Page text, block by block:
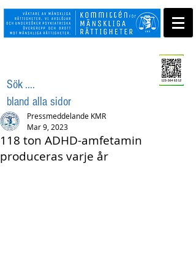
Sök ....
bland alla sidor
118 ton ADHD-amfetamin
produceras varje år
Pressmeddelande KMR
Mar 9, 2023